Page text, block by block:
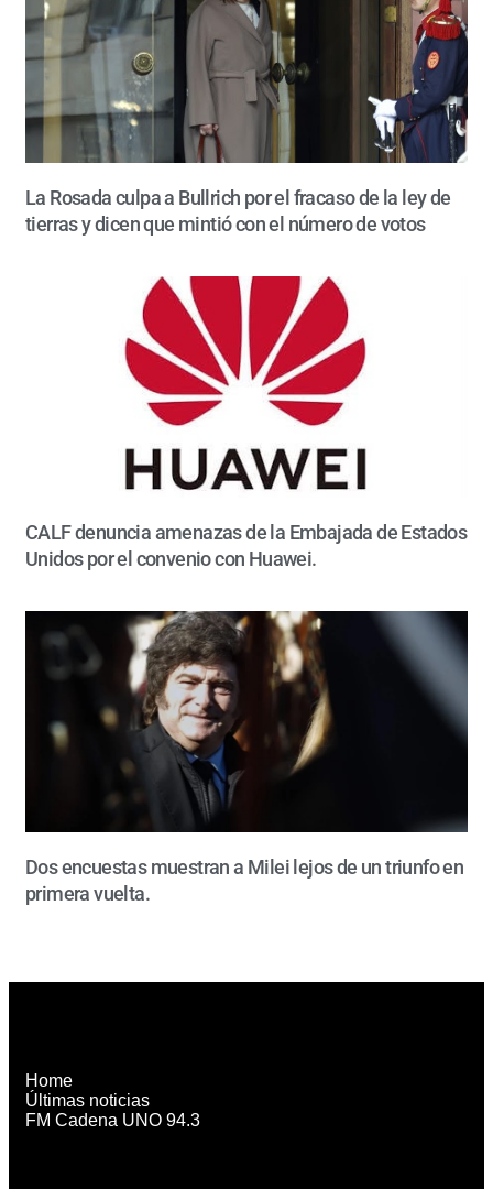
La Rosada culpa a Bullrich por el fracaso de la ley de
tierras y dicen que mintió con el número de votos
CALF denuncia amenazas de la Embajada de Estados
Unidos por el convenio con Huawei.
Dos encuestas muestran a Milei lejos de un triunfo en
primera vuelta.
Home
Últimas noticias
FM Cadena UNO 94.3